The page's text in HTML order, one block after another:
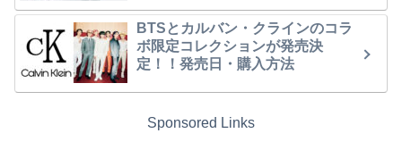
BTSとカルバン・クラインのコラ
ボ限定コレクションが発売決
定！！発売日・購入方法
Sponsored Links